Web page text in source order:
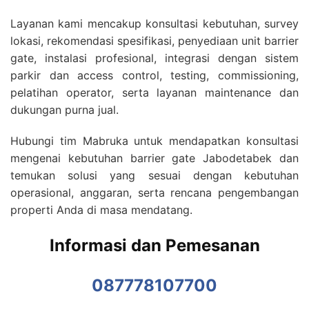
Layanan kami mencakup konsultasi kebutuhan, survey
lokasi, rekomendasi spesifikasi, penyediaan unit barrier
gate, instalasi profesional, integrasi dengan sistem
parkir dan access control, testing, commissioning,
pelatihan operator, serta layanan maintenance dan
dukungan purna jual.
Hubungi tim Mabruka untuk mendapatkan konsultasi
mengenai kebutuhan barrier gate Jabodetabek dan
temukan solusi yang sesuai dengan kebutuhan
operasional, anggaran, serta rencana pengembangan
properti Anda di masa mendatang.
Informasi dan Pemesanan
087778107700